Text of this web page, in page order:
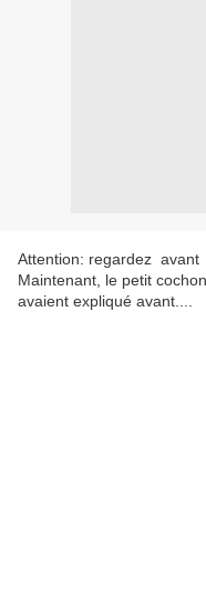
Attention: regardez avant
Maintenant, le petit
avaient expliqué avant....